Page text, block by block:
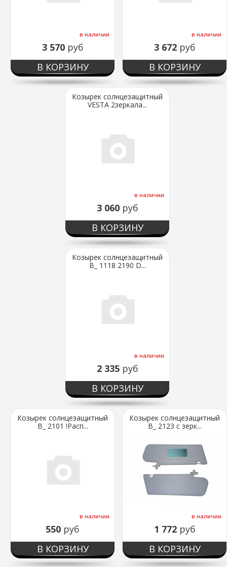
в наличии
3 570 руб
В КОРЗИНУ
в наличии
3 672 руб
В КОРЗИНУ
Козырек солнцезащитный
VESTA 2зеркала...
в наличии
3 060 руб
В КОРЗИНУ
Козырек солнцезащитный
В_ 1118 2190 D...
в наличии
2 335 руб
В КОРЗИНУ
Козырек солнцезащитный
В_ 2101 !Расп...
в наличии
550 руб
В КОРЗИНУ
Козырек солнцезащитный
В_ 2123 с зерк...
в наличии
1 772 руб
В КОРЗИНУ